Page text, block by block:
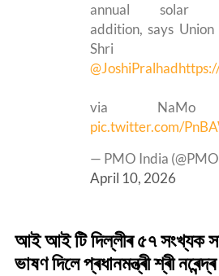
annual solar
addition, says
Shri
@JoshiPralhad
via NaMo
pic.twitter.com/
— PMO India
April 10, 2026
আই আই টি দিল্লীৰ ৫৭ সংখ্যক
ভাষণ দিলে প্ৰধানমন্ত্ৰী শ্ৰী